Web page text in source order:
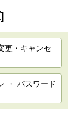
更・キャンセ
・ パスワード